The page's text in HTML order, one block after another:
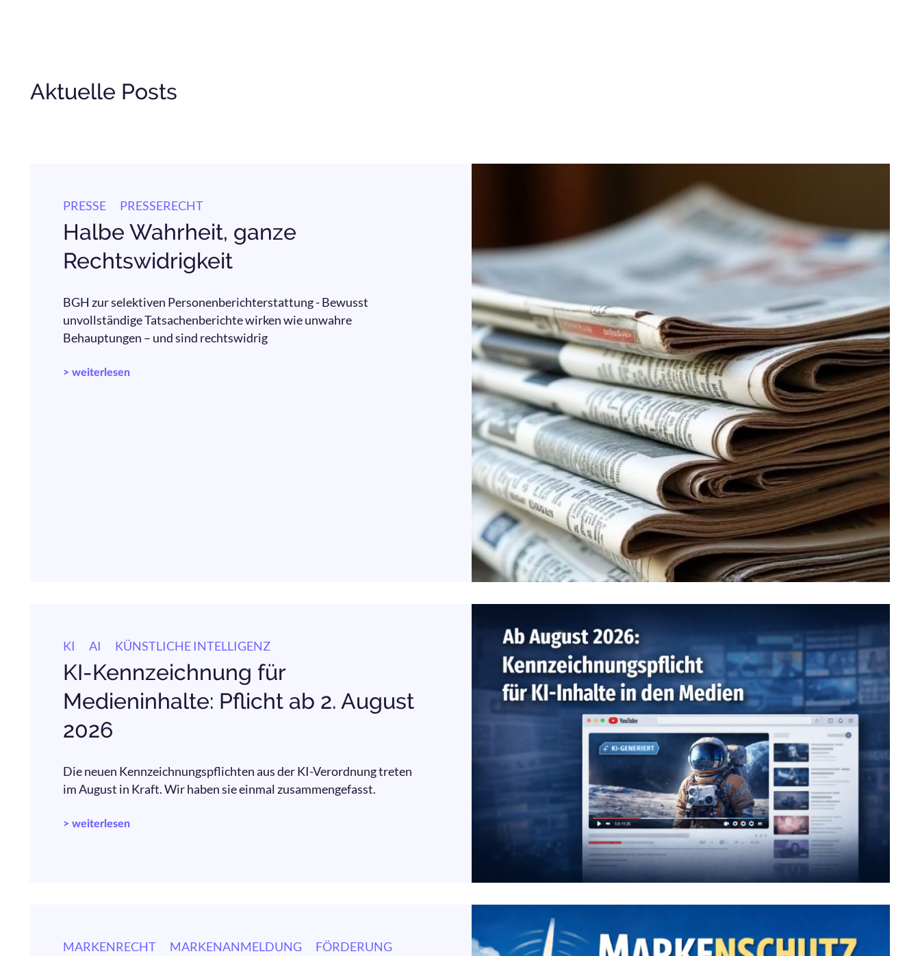
Aktuelle Posts
PRESSE PRESSERECHT
Halbe Wahrheit, ganze
Rechtswidrigkeit
BGH zur selektiven Personenberichterstattung - Bewusst
unvollständige Tatsachenberichte wirken wie unwahre
Behauptungen – und sind rechtswidrig
> weiterlesen
KI AI KÜNSTLICHE INTELLIGENZ
KI-Kennzeichnung für
Medieninhalte: Pflicht ab 2. August
2026
Die neuen Kennzeichnungspflichten aus der KI-Verordnung treten
im August in Kraft. Wir haben sie einmal zusammengefasst.
> weiterlesen
MARKENRECHT MARKENANMELDUNG FÖRDERUNG